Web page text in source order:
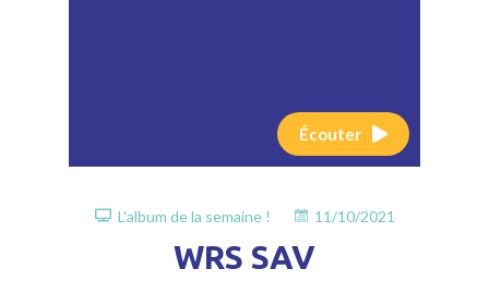
Écouter
L'album de la semaine ! 11/10/2021
WRS SAV